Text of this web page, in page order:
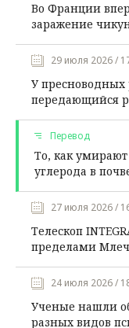
Во Франции
заражение
29 июля 2026 /
У
передающийся
Перевод
То, как
углерода в
27 июля 2026 /
Телескоп
пределами
24 июля 2026 /
Ученые нашли
разных видов